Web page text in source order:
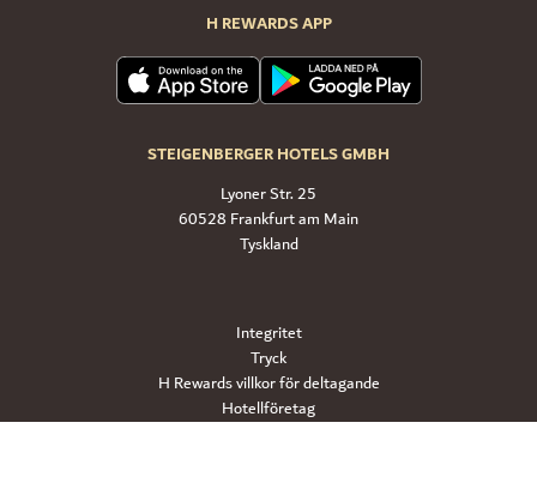
H REWARDS APP
STEIGENBERGER HOTELS GMBH
Lyoner Str. 25
60528 Frankfurt am Main
Tyskland
Integritet
Tryck
H Rewards villkor för deltagande
Hotellföretag